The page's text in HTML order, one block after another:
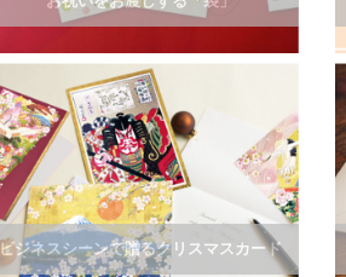
ビジネスシーンで贈るクリスマスカード